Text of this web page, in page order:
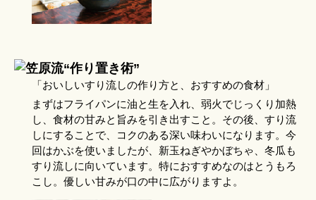
「おいしいすり流しの作り方と、おすすめの食材」
まずはフライパンに油と生を入れ、弱火でじっくり加熱
し、食材の甘みと旨みを引き出すこと。その後、すり流
しにすることで、コクのある深い味わいになります。今
回はかぶを使いましたが、新玉ねぎやかぼちゃ、冬瓜も
すり流しに向いています。特におすすめなのはとうもろ
こし。優しい甘みが口の中に広がりますよ。